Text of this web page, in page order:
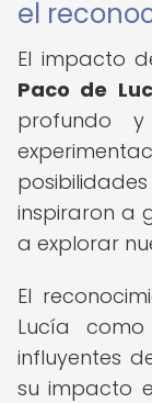
el
El impacto
Paco de
profundo
inspiraron a
a explorar
El
Lucía
influyentes
su impacto